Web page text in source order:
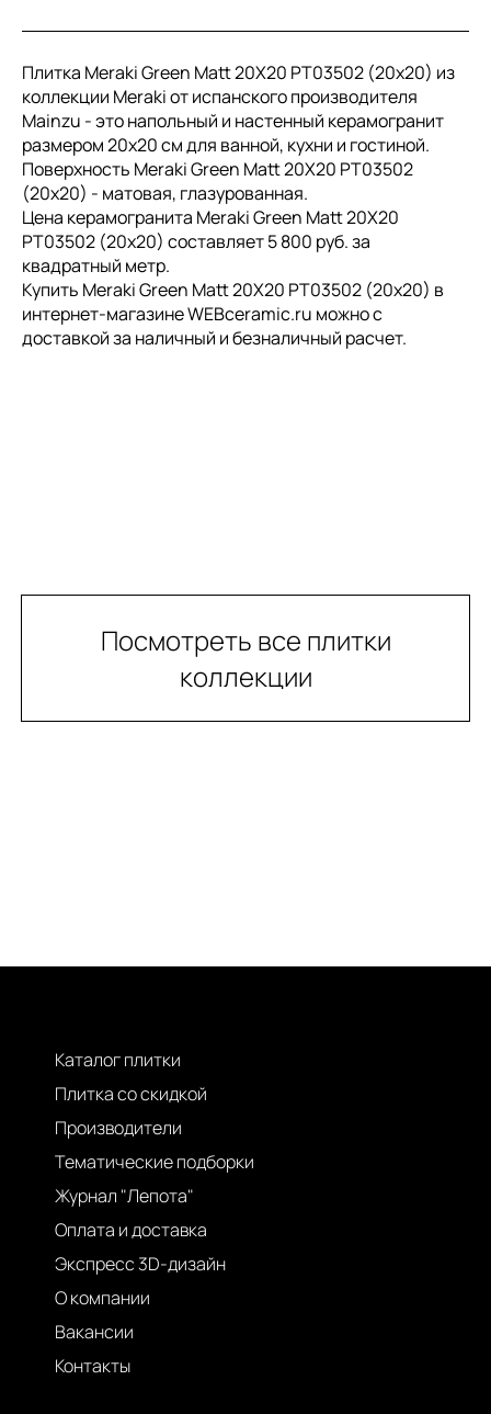
Плитка Meraki Green Matt 20X20 PT03502 (20x20) из
коллекции Meraki от испанского производителя
Mainzu - это напольный и настенный керамогранит
размером 20x20 см для ванной, кухни и гостиной.
Поверхность Meraki Green Matt 20X20 PT03502
(20x20) - матовая, глазурованная.
Цена керамогранита Meraki Green Matt 20X20
PT03502 (20x20) составляет 5 800 руб. за
квадратный метр.
Купить Meraki Green Matt 20X20 PT03502 (20x20) в
интернет-магазине WEBceramic.ru можно с
доставкой за наличный и безналичный расчет.
Посмотреть все плитки
коллекции
Каталог плитки
Плитка со скидкой
Производители
Тематические подборки
Журнал "Лепота"
Оплата и доставка
Экспресс 3D-дизайн
О компании
Вакансии
Контакты